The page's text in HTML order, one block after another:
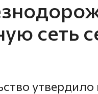
сеть
утвердило